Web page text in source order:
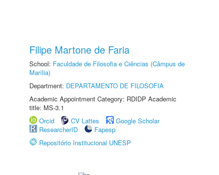
Filipe Martone de Faria
School: Faculdade de Filosofia e Ciências (Câmpus de
Marília)
Department: DEPARTAMENTO DE FILOSOFIA
Academic Appointment Category: RDIDP Academic
title: MS-3.1
Orcid
CV Lattes
Google Scholar
ResearcherID
Fapesp
Repositório Institucional UNESP